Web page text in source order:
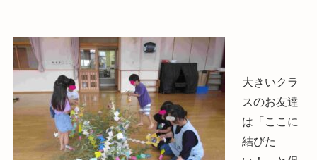
大きいクラ
スのお友達
は「ここに
結びた